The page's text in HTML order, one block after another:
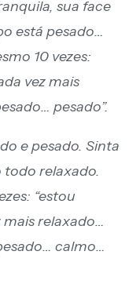
sua face
está pesado…
10 vezes:
vez mais
pesado”.
e pesado. Sinta
relaxado.
“estou
relaxado…
calmo…